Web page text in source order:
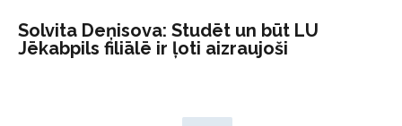
Solvita Deņisova: Studēt un būt LU
Jēkabpils filiālē ir ļoti aizraujoši